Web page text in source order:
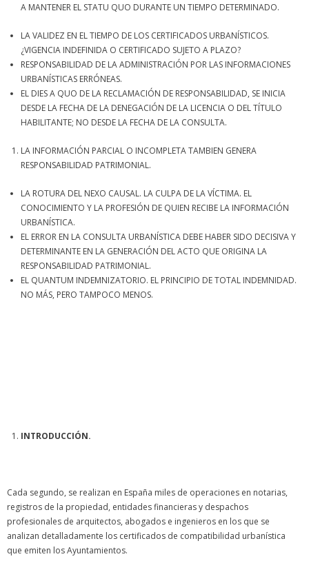
A MANTENER EL STATU QUO DURANTE UN TIEMPO DETERMINADO.
LA VALIDEZ EN EL TIEMPO DE LOS CERTIFICADOS URBANÍSTICOS.
¿VIGENCIA INDEFINIDA O CERTIFICADO SUJETO A PLAZO?
RESPONSABILIDAD DE LA ADMINISTRACIÓN POR LAS INFORMACIONES
URBANÍSTICAS ERRÓNEAS.
EL DIES A QUO DE LA RECLAMACIÓN DE RESPONSABILIDAD, SE INICIA
DESDE LA FECHA DE LA DENEGACIÓN DE LA LICENCIA O DEL TÍTULO
HABILITANTE; NO DESDE LA FECHA DE LA CONSULTA.
LA INFORMACIÓN PARCIAL O INCOMPLETA TAMBIEN GENERA
RESPONSABILIDAD PATRIMONIAL.
LA ROTURA DEL NEXO CAUSAL. LA CULPA DE LA VÍCTIMA. EL
CONOCIMIENTO Y LA PROFESIÓN DE QUIEN RECIBE LA INFORMACIÓN
URBANÍSTICA.
EL ERROR EN LA CONSULTA URBANÍSTICA DEBE HABER SIDO DECISIVA Y
DETERMINANTE EN LA GENERACIÓN DEL ACTO QUE ORIGINA LA
RESPONSABILIDAD PATRIMONIAL.
EL QUANTUM INDEMNIZATORIO. EL PRINCIPIO DE TOTAL INDEMNIDAD.
NO MÁS, PERO TAMPOCO MENOS.
INTRODUCCIÓN.
Cada segundo, se realizan en España miles de operaciones en notarias,
registros de la propiedad, entidades financieras y despachos
profesionales de arquitectos, abogados e ingenieros en los que se
analizan detalladamente los certificados de compatibilidad urbanística
que emiten los Ayuntamientos.